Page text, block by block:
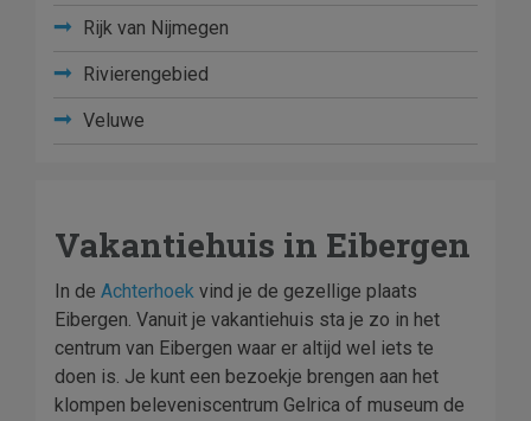
Rijk van Nijmegen
Rivierengebied
Veluwe
Vakantiehuis in Eibergen
In de Achterhoek vind je de gezellige plaats
Eibergen. Vanuit je vakantiehuis sta je zo in het
centrum van Eibergen waar er altijd wel iets te
doen is. Je kunt een bezoekje brengen aan het
klompen beleveniscentrum Gelrica of museum de